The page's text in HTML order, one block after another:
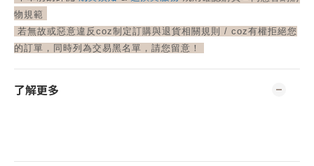
物規範
若無故或惡意違反coz制定訂購與退貨相關規則 / coz有權拒絕您
的訂單，同時列為交易黑名單，請您留意！
了解更多